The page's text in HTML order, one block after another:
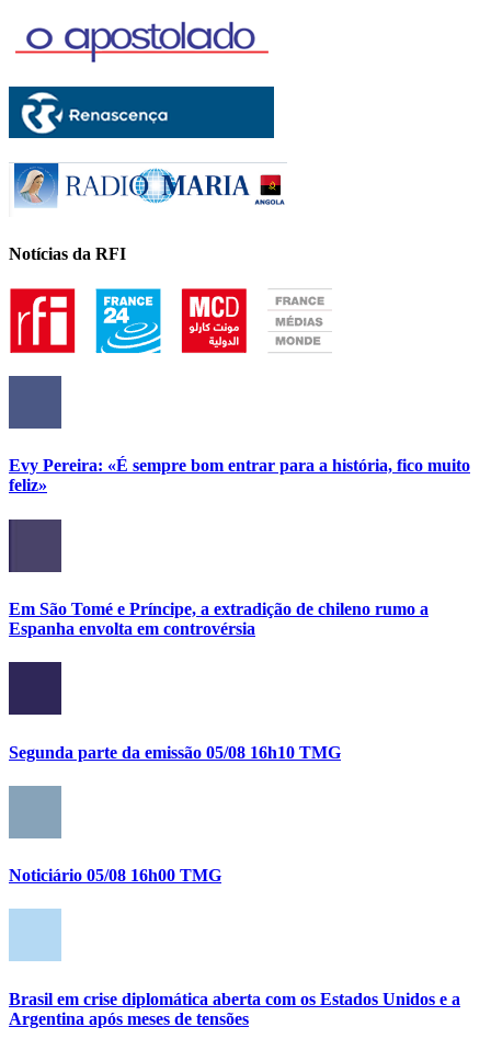
Notícias da RFI
Evy Pereira: «É sempre bom entrar para a história, fico muito
feliz»
Em São Tomé e Príncipe, a extradição de chileno rumo a
Espanha envolta em controvérsia
Segunda parte da emissão 05/08 16h10 TMG
Noticiário 05/08 16h00 TMG
Brasil em crise diplomática aberta com os Estados Unidos e a
Argentina após meses de tensões